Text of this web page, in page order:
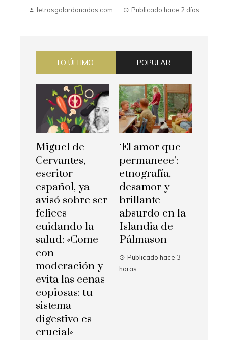
letrasgalardonadas.com Publicado hace 2 días
LO ÚLTIMO POPULAR
Miguel de
Cervantes,
escritor
español, ya
avisó sobre ser
felices
cuidando la
salud: «Come
con
moderación y
evita las cenas
copiosas: tu
sistema
digestivo es
crucial»
‘El amor que
permanece’:
etnografía,
desamor y
brillante
absurdo en la
Islandia de
Pálmason
Publicado hace 3
horas